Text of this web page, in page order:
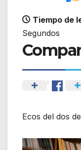
Tiempo de
Segundos
Ecos del dos